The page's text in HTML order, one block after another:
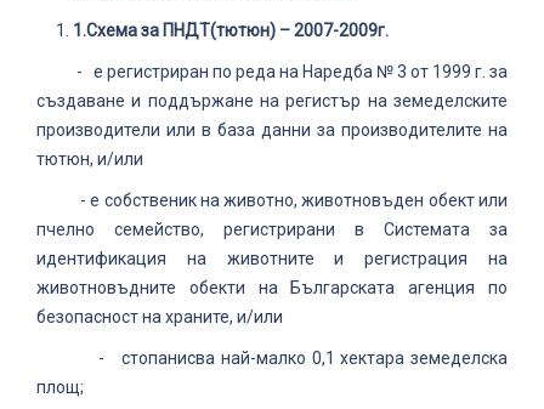
1.Схема за ПНДТ(тютюн) – 2007-2009г.
- е регистриран по реда на Наредба № 3 от 1999 г. за
създаване и поддържане на регистър на земеделските
производители или в база данни за производителите на
тютюн, и/или
- е собственик на животно, животновъден обект или
пчелно семейство, регистрирани в Системата за
идентификация на животните и регистрация на
животновъдните обекти на Българската агенция по
безопасност на храните, и/или
- стопанисва най-малко 0,1 хектара земеделска
площ;